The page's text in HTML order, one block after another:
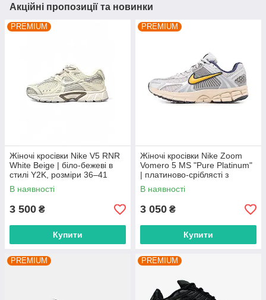
Акційні пропозиції та новинки
PREMIUM
Жіночі кросівки Nike V5 RNR
White Beige | біло-бежеві в
стилі Y2K, розміри 36–41
В наявності
3 500 ₴
Купити
PREMIUM
Жіночі кросівки Nike Zoom
Vomero 5 MS "Pure Platinum"
| платиново-сріблясті з
сіткою, розміри 36–42
В наявності
3 050 ₴
Купити
PREMIUM PREMIUM